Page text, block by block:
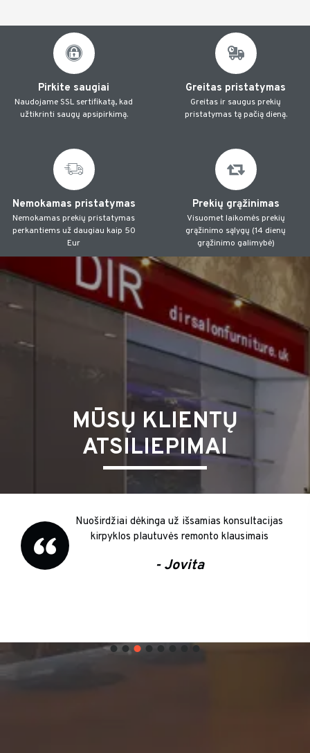
Pirkite saugiai
Naudojame SSL sertifikatą, kad
užtikrinti saugų apsipirkimą.
Greitas pristatymas
Greitas ir saugus prekių
pristatymas tą pačią dieną.
Nemokamas pristatymas
Nemokamas prekių pristatymas
perkantiems už daugiau kaip 50
Eur
Prekių grąžinimas
Visuomet laikomės prekių
grąžinimo sąlygų (14 dienų
grąžinimo galimybė)
MŪSŲ KLIENTŲ
ATSILIEPIMAI
Nuoširdžiai dėkinga už išsamias konsultacijas
kirpyklos plautuvės remonto klausimais
- Jovita